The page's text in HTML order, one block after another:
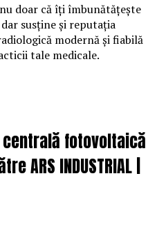
doar că îți îmbunătățește
susține și reputația
modernă și fiabilă
tale medicale.
centrală fotovoltaică
ARS INDUSTRIAL |